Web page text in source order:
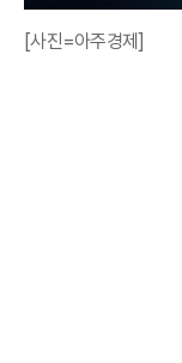
[사진=아주경제]